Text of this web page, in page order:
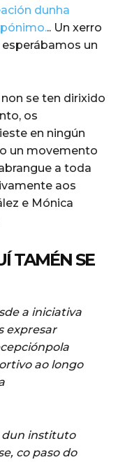
dunha
.. Un xerro
un
se ten dirixido
os
en ningún
un movemento
a toda
aos
e Mónica
TAMÉN SE
a iniciativa
expresar
ao longo
dun instituto
co paso do